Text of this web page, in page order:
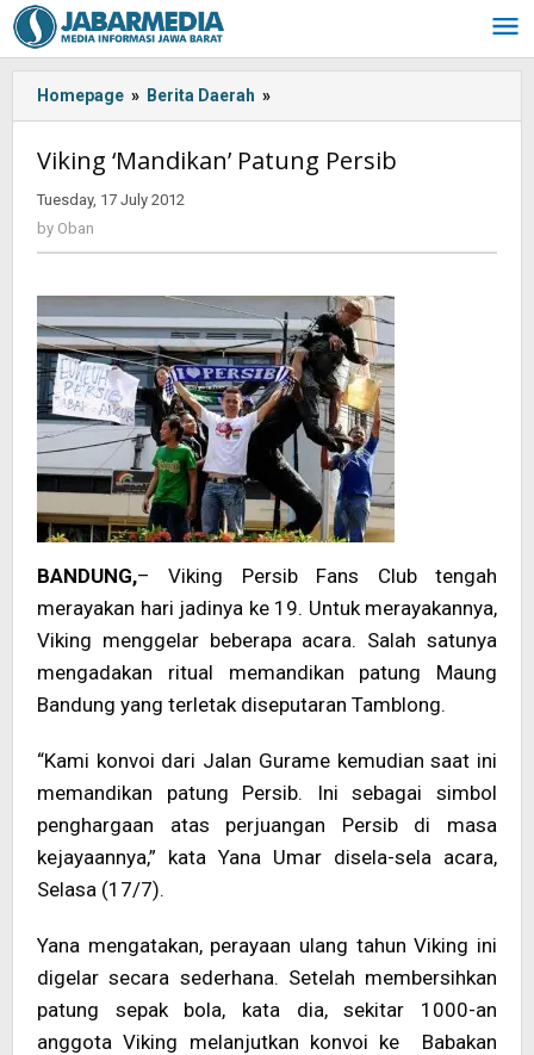
Skip
to
content
Homepage » Berita Daerah »
-:IN-
>Viking
-
>
Viking ‘Mandikan’ Patung Persib
Tuesday, 17 July 2012
by Oban
BANDUNG,– Viking Persib Fans Club tengah
merayakan hari jadinya ke 19. Untuk merayakannya,
Viking menggelar beberapa acara. Salah satunya
mengadakan ritual memandikan patung Maung
Bandung yang terletak diseputaran Tamblong.
“Kami konvoi dari Jalan Gurame kemudian saat ini
memandikan patung Persib. Ini sebagai simbol
penghargaan atas perjuangan Persib di masa
kejayaannya,” kata Yana Umar disela-sela acara,
Selasa (17/7).
Yana mengatakan, perayaan ulang tahun Viking ini
digelar secara sederhana. Setelah membersihkan
patung sepak bola, kata dia, sekitar 1000-an
anggota Viking melanjutkan konvoi ke Babakan